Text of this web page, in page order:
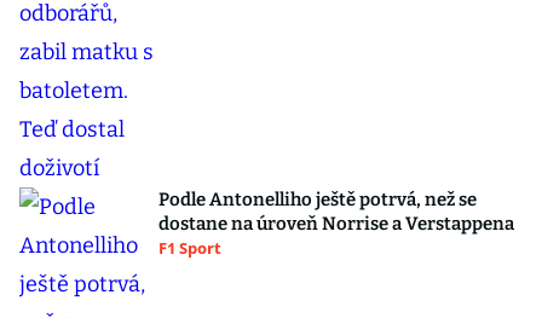
Podle Antonelliho ještě potrvá, než se
dostane na úroveň Norrise a Verstappena
F1 Sport